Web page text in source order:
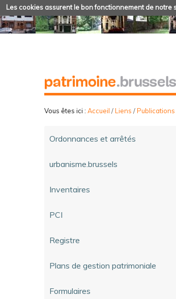
Les cookies assurent le bon fonctionnement de notre
Vous êtes ici : Accueil /Liens /
Ordonnances et arrêtés
urbanisme.brussels
Inventaires
PCI
Registre
Plans de gestion patrimoniale
Formulaires